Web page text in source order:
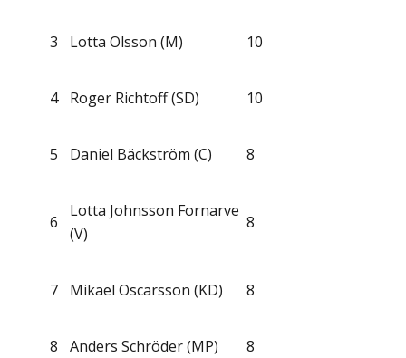
3 Lotta Olsson (M) 10
4 Roger Richtoff (SD) 10
5 Daniel Bäckström (C) 8
6
Lotta Johnsson Fornarve
(V)
8
7 Mikael Oscarsson (KD) 8
8 Anders Schröder (MP) 8